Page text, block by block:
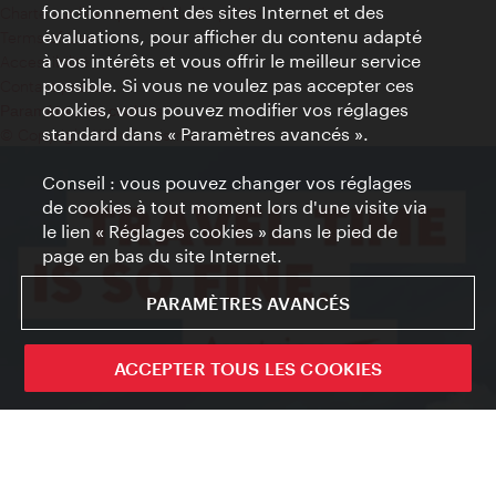
Charte sur le respect de la vie privée
Terms of Use
Accessibilité
Contact presse
Paramètres de cookies
© Copyright WienTourismus
fonctionnement des sites Internet et des
évaluations, pour afficher du contenu adapté
à vos intérêts et vous offrir le meilleur service
possible. Si vous ne voulez pas accepter ces
cookies, vous pouvez modifier vos réglages
standard dans « Paramètres avancés ».
Conseil : vous pouvez changer vos réglages
de cookies à tout moment lors d'une visite via
le lien « Réglages cookies » dans le pied de
page en bas du site Internet.
PARAMÈTRES AVANCÉS
ACCEPTER TOUS LES COOKIES